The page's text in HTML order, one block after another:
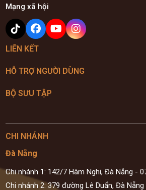
Mạng xã hội
LIÊN KẾT
HỖ TRỢ NGƯỜI DÙNG
BỘ SƯU TẬP
CHI NHÁNH
Đà Nẵng
Chi nhánh 1: 142/7 Hàm Nghi, Đà Nẵng -
Chi nhánh 2: 379 đường Lê Duẩn, Đà Nẵng